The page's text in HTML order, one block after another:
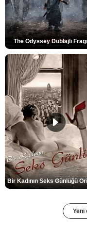
The Odyssey Dublajlı
Yeni